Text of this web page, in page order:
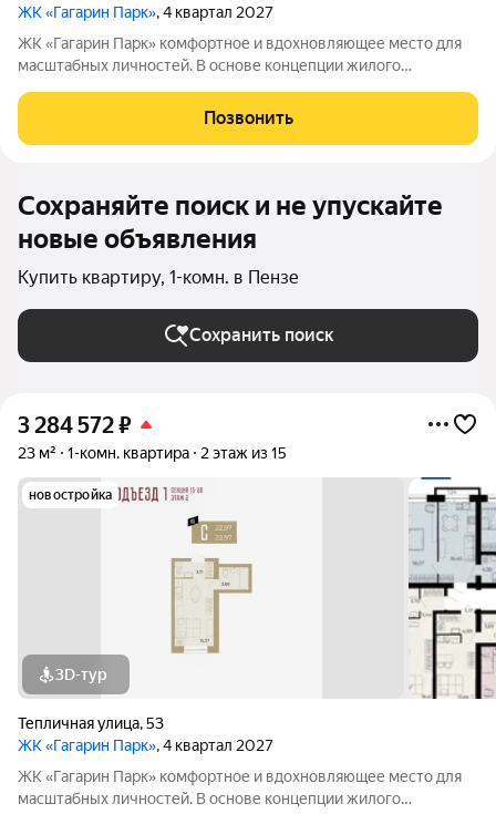
ЖК «Гагарин Парк», 4 квартал 2027
ЖК «Гагарин Парк» комфортное и вдохновляющее место для
масштабных личностей. В основе концепции жилого
великого летчика-космонавта и героя СССР. Жилой квартал
«Гагарин Парк» расположился в
Позвонить
Сохраняйте поиск и не упускайте
новые объявления
Купить квартиру, 1-комн. в Пензе
Сохранить поиск
3 284 572₽
23 м² 1-комн. квартира 2 этаж из 15
новостройка
3D-тур
Тепличная улица,53
ЖК «Гагарин Парк», 4 квартал 2027
ЖК «Гагарин Парк» комфортное и вдохновляющее место для
масштабных личностей. В основе концепции жилого